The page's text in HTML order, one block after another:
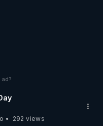
292 views